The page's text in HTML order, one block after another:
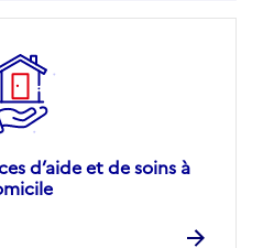
d’aide et de soins à